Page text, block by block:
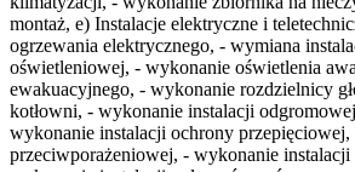
montaż, e) Instalacje elektryczne i
ogrzewania elektrycznego, - wymiana
oświetleniowej, - wykonanie oświetlenia
ewakuacyjnego, - wykonanie rozdzielnicy
kotłowni, - wykonanie instalacji
wykonanie instalacji ochrony przepięciowej,
przeciwporażeniowej, - wykonanie